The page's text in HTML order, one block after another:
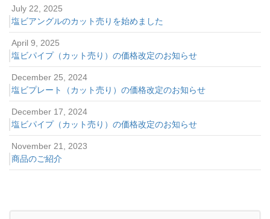
July 22, 2025
塩ビアングルのカット売りを始めました
April 9, 2025
塩ビパイプ（カット売り）の価格改定のお知らせ
December 25, 2024
塩ビプレート（カット売り）の価格改定のお知らせ
December 17, 2024
塩ビパイプ（カット売り）の価格改定のお知らせ
November 21, 2023
商品のご紹介